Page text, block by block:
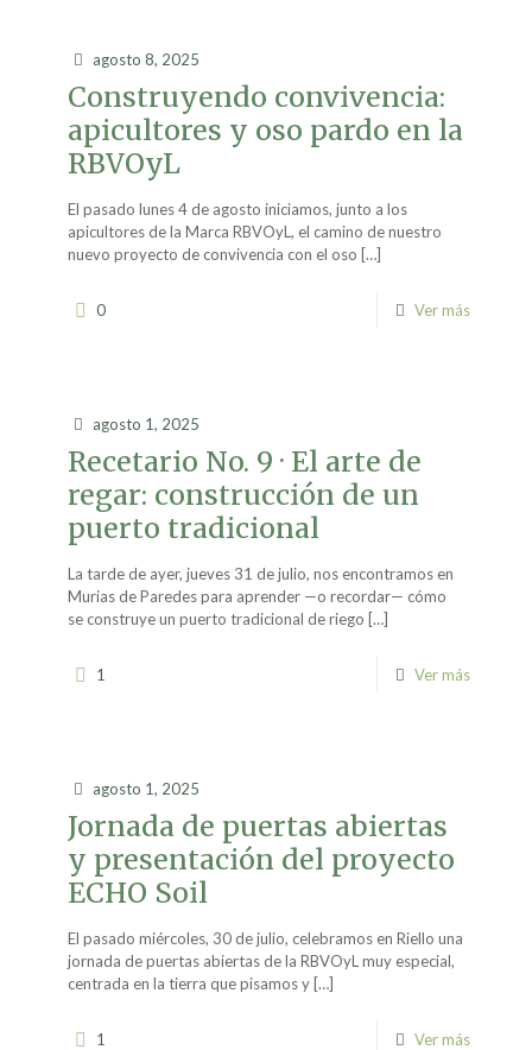
agosto 8, 2025
Construyendo convivencia:
apicultores y oso pardo en la
RBVOyL
El pasado lunes 4 de agosto iniciamos, junto a los
apicultores de la Marca RBVOyL, el camino de nuestro
nuevo proyecto de convivencia con el oso […]
0 Ver más
agosto 1, 2025
Recetario No. 9 · El arte de
regar: construcción de un
puerto tradicional
La tarde de ayer, jueves 31 de julio, nos encontramos en
Murias de Paredes para aprender —o recordar— cómo
se construye un puerto tradicional de riego […]
1 Ver más
agosto 1, 2025
Jornada de puertas abiertas
y presentación del proyecto
ECHO Soil
El pasado miércoles, 30 de julio, celebramos en Riello una
jornada de puertas abiertas de la RBVOyL muy especial,
centrada en la tierra que pisamos y[…]
1 Ver más